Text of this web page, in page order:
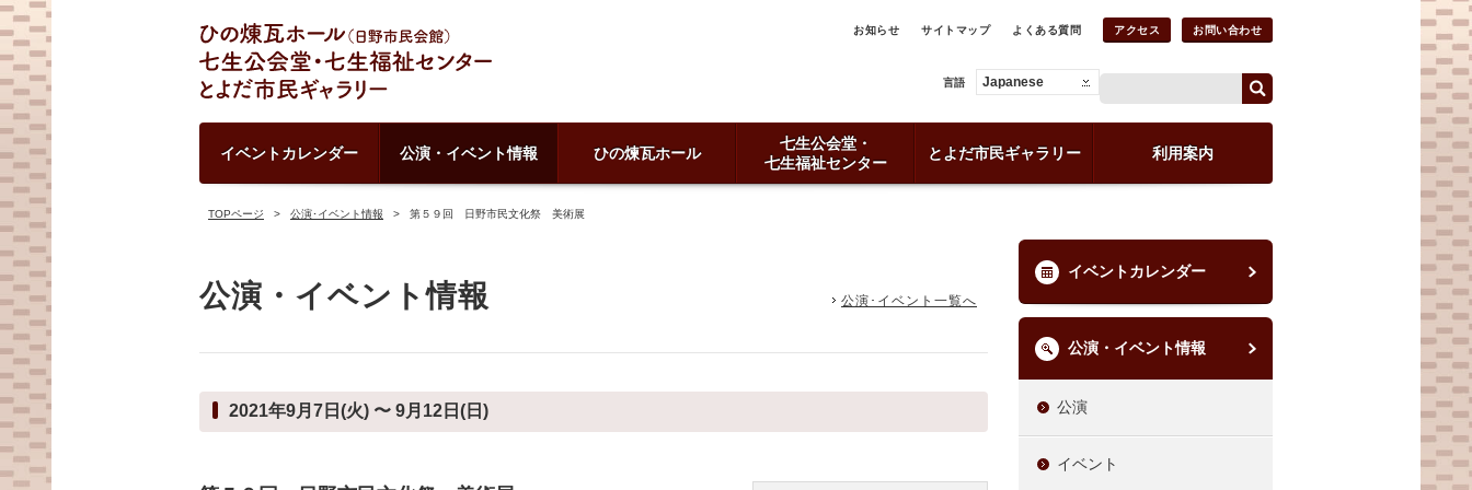
お知らせ サイトマップ よくある質問 アクセス お問い合わせ
言語 Japanese
イベントカレンダー 公演・イベント情報 ひの煉瓦ホール
七生公会堂・
七生福祉センター
とよだ市民ギャラリー 利用案内
TOPページ 公演･イベント情報 第５９回 日野市民文化祭 美術展
公演・イベント情報 公演･イベント一覧へ
2021年9月7日(火) 〜 9月12日(日)
イベントカレンダー
公演・イベント情報
公演
イベント